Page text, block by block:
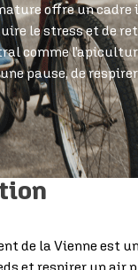
offre un
le stress et de
comme
pause, de
de la Vienne est
et respirer un